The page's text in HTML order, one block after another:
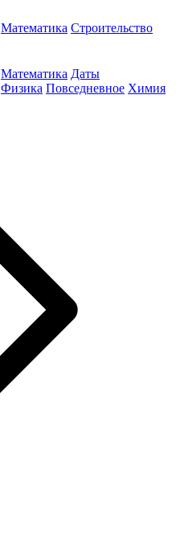
Математика Строительство
Математика Даты
Физика Повседневное Химия